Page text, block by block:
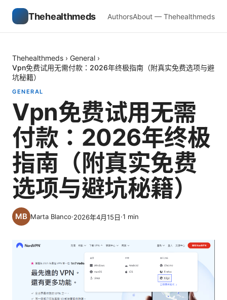
Thehealthmeds AuthorsAbout — Thehealthmeds
Thehealthmeds › General ›
Vpn免费试用无需付款：2026年终极指南（附真实免费选项与避
坑秘籍）
GENERAL
Vpn免费试用无需
付款：2026年终极
指南（附真实免费
选项与避坑秘籍）
Marta Blanco·2026年4月15日·1 min